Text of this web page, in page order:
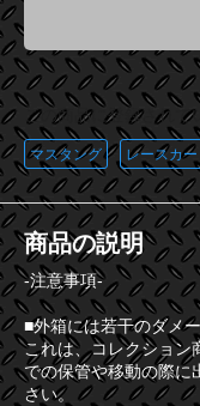
この商品に登録されて
マスタング レースカー
商品の説明
-注意事項-
■外箱には若干のダメ
これは、コレクション
での保管や移動の際に
さい。